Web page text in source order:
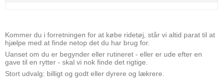
Kommer du i forretningen for at købe ridetøj, står vi altid parat til at
hjælpe med at finde netop det du har brug for.
Uanset om du er begynder eller rutineret - eller er ude efter en
gave til en rytter - skal vi nok finde det rigtige.
Stort udvalg: billigt og godt eller dyrere og lækrere.